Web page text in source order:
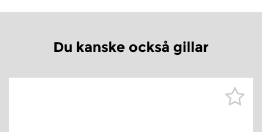
Du kanske också gillar